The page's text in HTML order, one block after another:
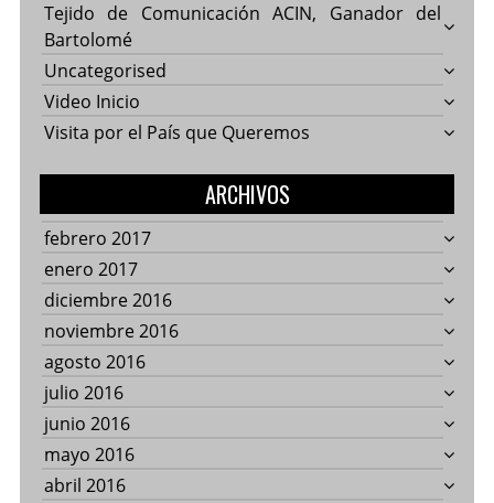
Tejido de Comunicación ACIN, Ganador del
Bartolomé
Uncategorised
Video Inicio
Visita por el País que Queremos
ARCHIVOS
febrero 2017
enero 2017
diciembre 2016
noviembre 2016
agosto 2016
julio 2016
junio 2016
mayo 2016
abril 2016